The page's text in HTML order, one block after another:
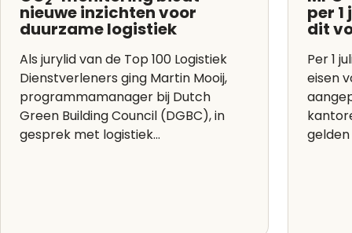
nieuwe inzichten voor
duurzame logistiek
Als jurylid van de Top 100 Logistiek
Dienstverleners ging Martin Mooij,
programmamanager bij Dutch
Green Building Council (DGBC), in
gesprek met logistiek...
per
dit
Per 1
eisen
gelden